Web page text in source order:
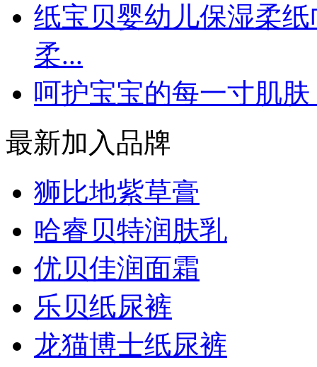
纸宝贝婴幼儿保湿柔
柔...
呵护宝宝的每一寸肌
最新加入品牌
狮比地紫草膏
哈睿贝特润肤乳
优贝佳润面霜
乐贝纸尿裤
龙猫博士纸尿裤